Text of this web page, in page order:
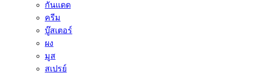
กันแดด
ครีม
บู๊สเตอร์
ผง
มูส
สเปรย์